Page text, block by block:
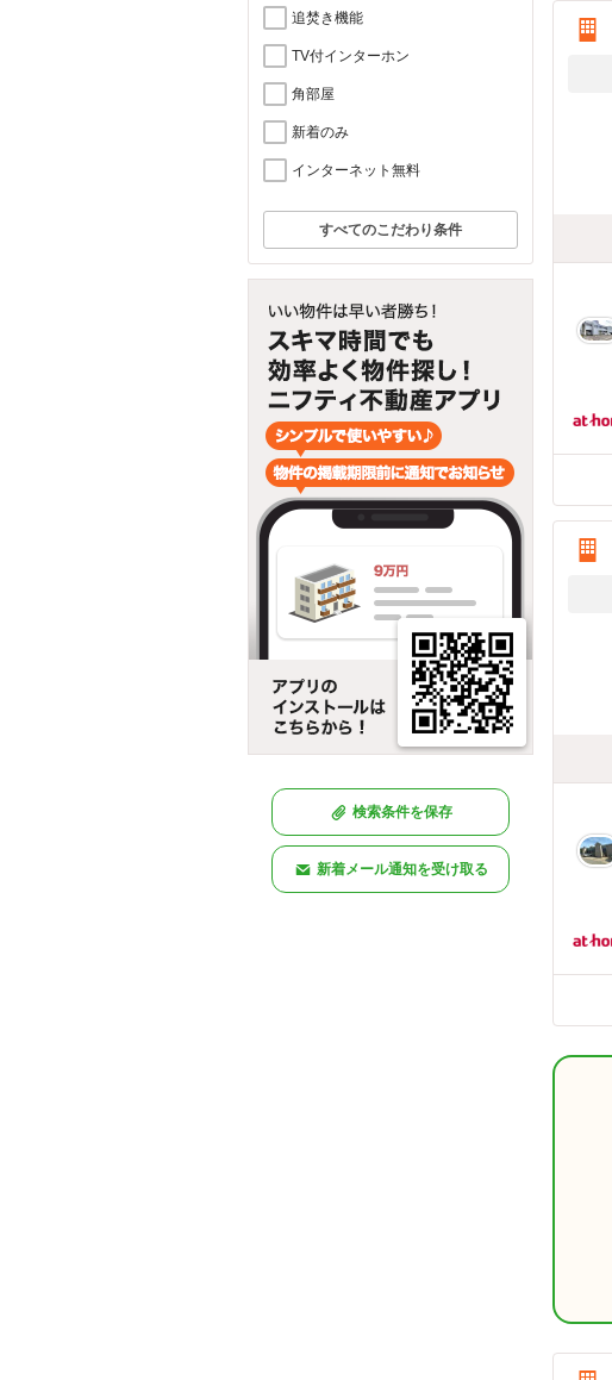
追焚き機能
TV付インターホン
角部屋
新着のみ
インターネット無料
すべてのこだわり条件
検索条件を保存
新着メール通知を受け取る